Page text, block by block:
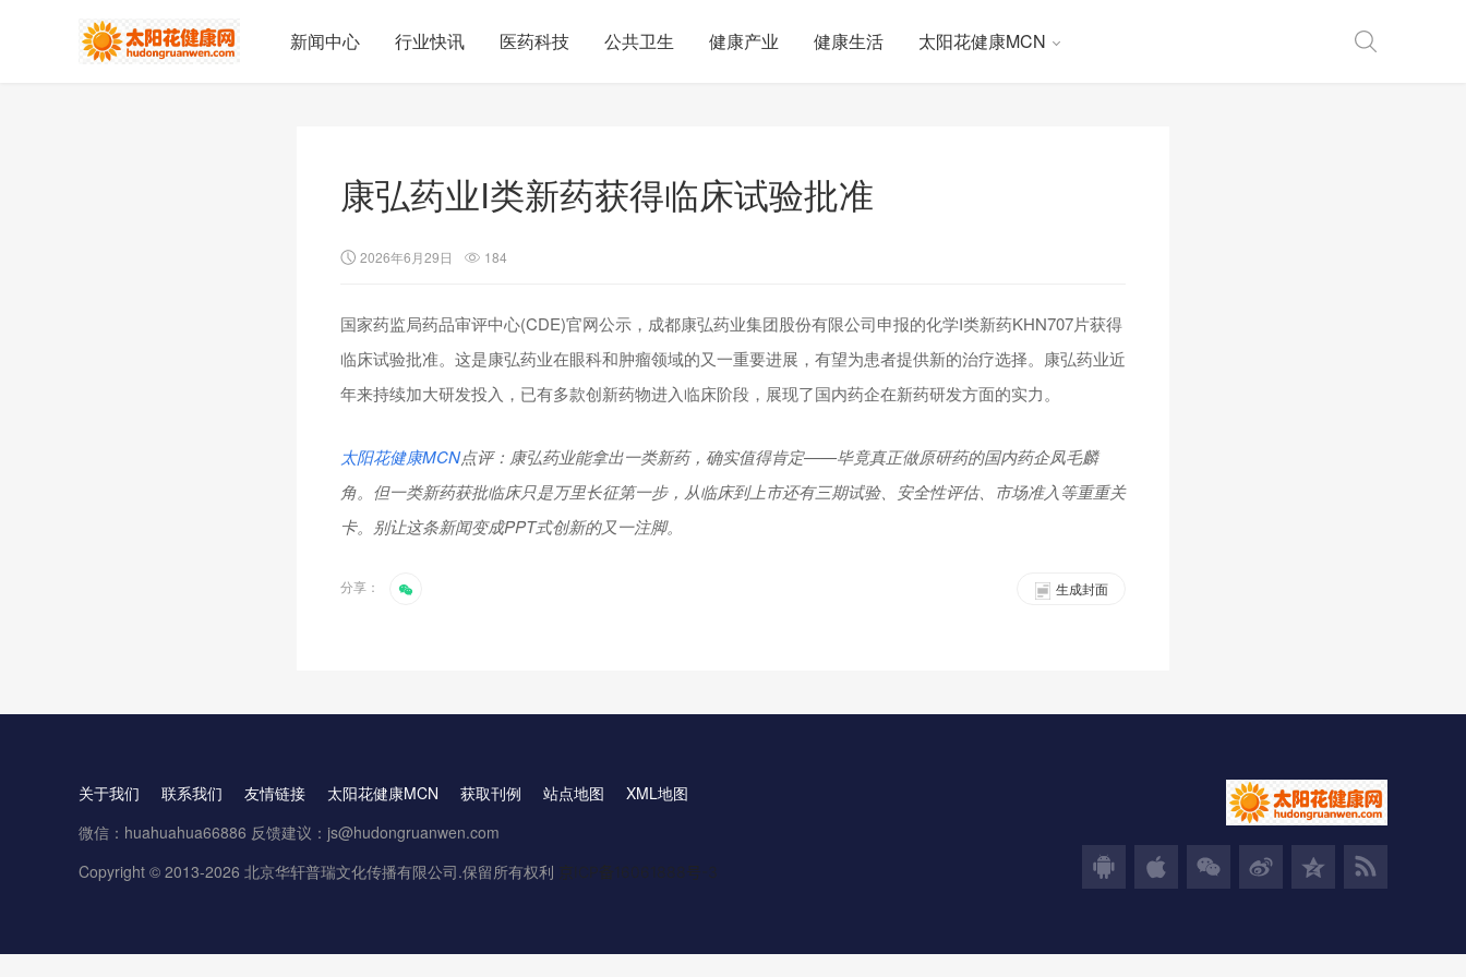
新闻中心 行业快讯 医药科技 公共卫生 健康产业 健康生活 太阳花健康MCN
康弘药业I类新药获得临床试验批准
2026年6月29日 184
国家药监局药品审评中心(CDE)官网公示，成都康弘药业集团股份有限公司申报的化学I类新药KHN707片获得
临床试验批准。这是康弘药业在眼科和肿瘤领域的又一重要进展，有望为患者提供新的治疗选择。康弘药业近
年来持续加大研发投入，已有多款创新药物进入临床阶段，展现了国内药企在新药研发方面的实力。
太阳花健康MCN点评： 康弘药业能拿出一类新药，确实值得肯定——毕竟真正做原研药的国内药企凤毛麟
角。但一类新药获批临床只是万里长征第一步，从临床到上市还有三期试验、安全性评估、市场准入等重重关
卡。别让这条新闻变成PPT式创新的又一注脚。
分享： 生成封面
关于我们 联系我们 友情链接 太阳花健康MCN 获取刊例 站点地图
XML地图
微信：huahuahua66886 反馈建议：js@hudongruanwen.com
Copyright © 2013-2026 北京华轩普瑞文化传播有限公司.保留所有权利 京ICP备16061888号-3